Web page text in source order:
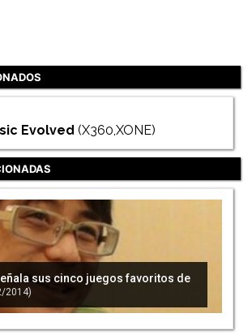
Evolved (X360,XONE)
sus cinco juegos favoritos de
2014)